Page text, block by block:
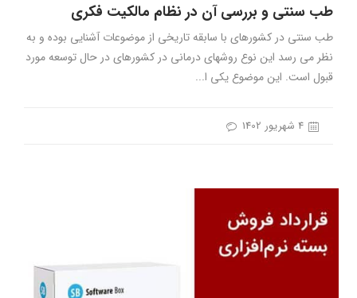
طب سنتی و بررسی آن در نظام مالکیت فکری
طب سنتی در کشورهای با سابقه تاریخی از موضوعات آشنایی بوده و به
نظر می رسد این نوع روشهای درمانی در کشورهای در حال توسعه مورد
قبول است. این موضوع یکی ا...
4 شهریور 1402